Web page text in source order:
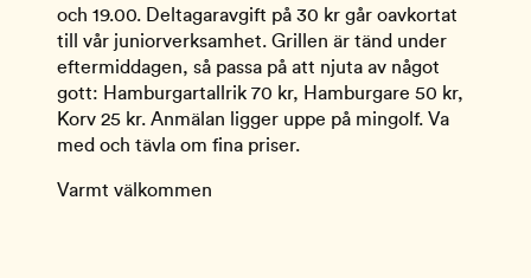
och 19.00. Deltagaravgift på 30 kr går oavkortat
till vår juniorverksamhet. Grillen är tänd under
eftermiddagen, så passa på att njuta av något
gott: Hamburgartallrik 70 kr, Hamburgare 50 kr,
Korv 25 kr. Anmälan ligger uppe på mingolf. Va
med och tävla om fina priser.
Varmt välkommen